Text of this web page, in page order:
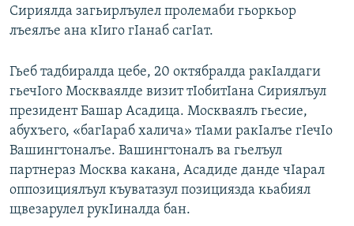
Все сайты РСЕ/РС
Сириялда загьирлъулел пролемаби гьоркьор
лъеялъе ана кIиго гIанаб сагIат.
Гьеб тадбиралда цебе, 20 октябралда ракIалдаги
гьечIого Москваялде визит тIобитIана Сириялъул
президент Башар Асадица. Москваялъ гьесие,
абухъего, «багIараб халича» тIами ракIалъе гIечIо
Вашингтоналъе. Вашингтоналъ ва гьелъул
партнераз Москва какана, Асадиде данде чIарал
оппозициялъул къуватазул позициязда кьабиял
щвезарулел рукIиналда бан.